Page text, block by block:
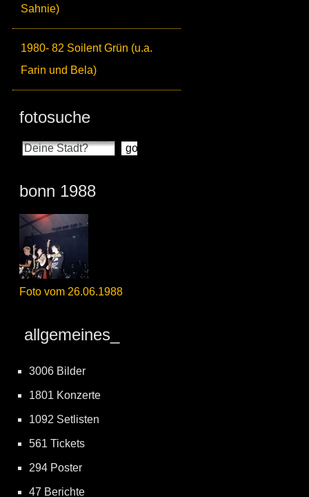
Sahnie)
1980- 82 Soilent Grün (u.a.
Farin und Bela)
fotosuche
bonn 1988
Foto vom 26.06.1988
allgemeines_
3006 Bilder
1801 Konzerte
1092 Setlisten
561 Tickets
294 Poster
47 Berichte